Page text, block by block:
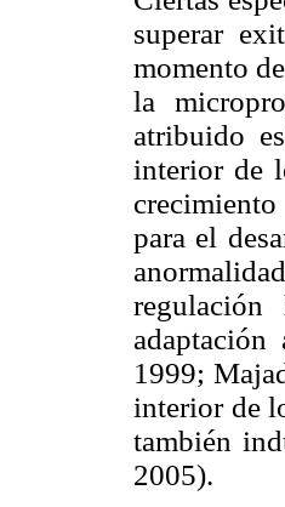
superar
momento
la
atribuido
interior de
para el
1999;
interior de
también
2005).